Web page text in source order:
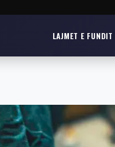
LAJMET E FUNDIT